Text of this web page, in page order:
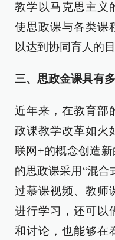
教学以马克思主义
使思政课与各类课
以达到协同育人的目
三、思政金课具有
近年来，在教育部
政课教学改革如火
联网+的概念创造
的思政课采用“混合
过慕课视频、教师
进行学习，还可以
和讨论，也能够在